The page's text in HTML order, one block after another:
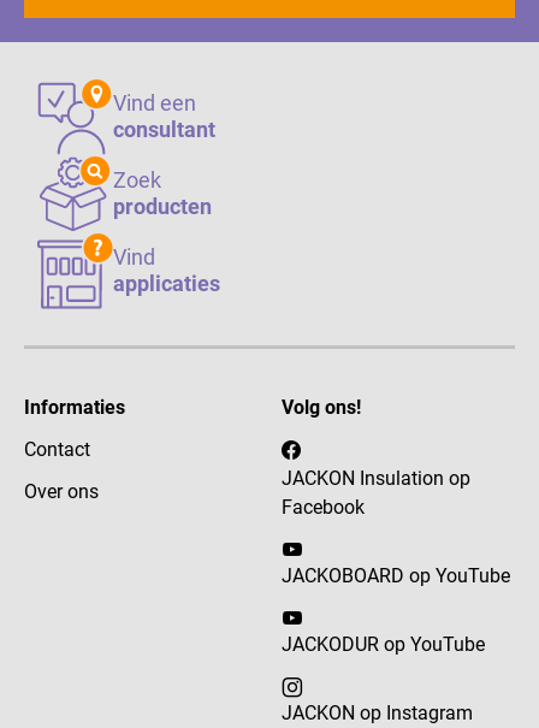
Vind een
consultant
Zoek
producten
Vind
applicaties
Informaties
Contact
Over ons
Volg ons!
JACKON Insulation op
Facebook
JACKOBOARD op YouTube
JACKODUR op YouTube
JACKON op Instagram